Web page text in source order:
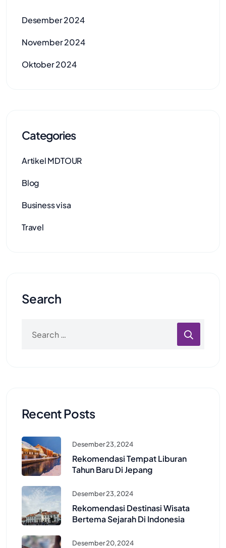
Desember 2024
November 2024
Oktober 2024
Categories
Artikel MDTOUR
Blog
Business visa
Travel
Search
Recent Posts
Desember 23, 2024
Rekomendasi Tempat Liburan
Tahun Baru Di Jepang
Desember 23, 2024
Rekomendasi Destinasi Wisata
Bertema Sejarah Di Indonesia
Desember 20, 2024